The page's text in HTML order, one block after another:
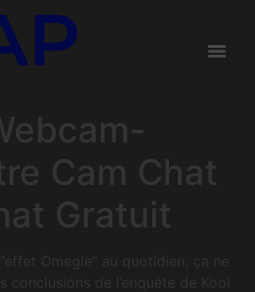
Cam Chat
Gratuit
Omegle” au quotidien, ça ne
conclusions de l’enquête de Kool